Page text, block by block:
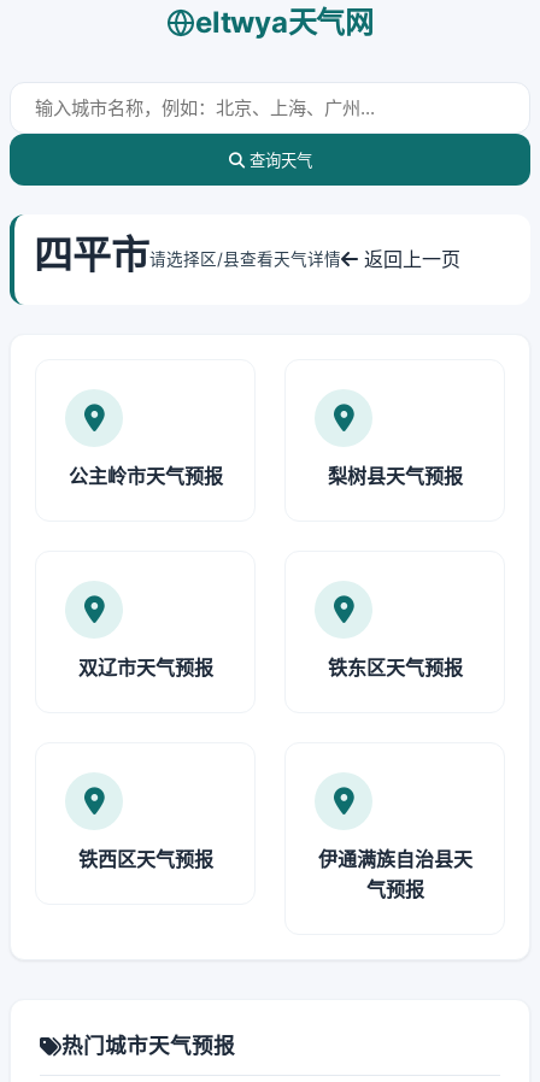
eltwya天气网
查询天气
四平市请选择区/县查看天气详情 返回上一页
公主岭市天气预报 梨树县天气预报
双辽市天气预报 铁东区天气预报
铁西区天气预报
伊通满族自治县天
气预报
热门城市天气预报